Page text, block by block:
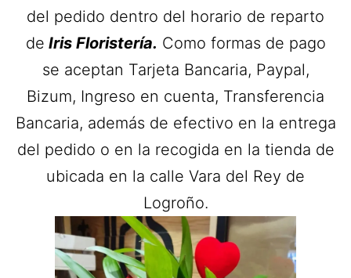
del pedido dentro del horario de reparto
de Iris Floristería. Como formas de pago
se aceptan Tarjeta Bancaria, Paypal,
Bizum, Ingreso en cuenta, Transferencia
Bancaria, además de efectivo en la entrega
del pedido o en la recogida en la tienda de
ubicada en la calle Vara del Rey de
Logroño.